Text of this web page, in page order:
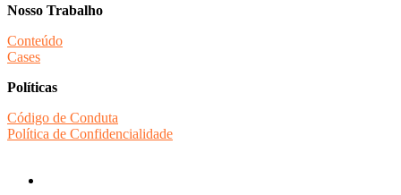
Nosso Trabalho
Conteúdo
Cases
Políticas
Código de Conduta
Política de Confidencialidade